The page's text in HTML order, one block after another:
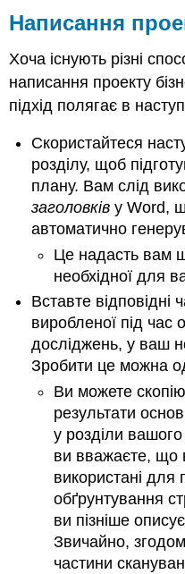
дистрибуції
Стратегія
промо-
Фінансовий
план
Оцінка
бізнесу
Аналіз
беззбитковості
Огляд
Про
форму
Звіти
про
рух
грошових
коштів
Pro
форма
Звіти
прибутки
Баланси
Pro
форми
Інвестиційний
Написання
Хоча існують різні
написання проекту
підхід полягає в
Скористайтеся
розділу, щоб
плану. Вам слід
заголовків у Word,
автоматично
Це надасть вам
необхідної для
Вставте відповідні
виробленої під час
досліджень, у ваш
Зробити це можна
Ви можете
результати
у розділи
ви вважаєте, що
використані для
обґрунтування
ви пізніше
Звичайно,
частини